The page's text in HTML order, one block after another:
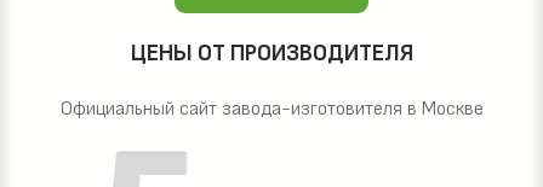
ЦЕНЫ ОТ ПРОИЗВОДИТЕЛЯ
Официальный сайт завода-изготовителя в Москве